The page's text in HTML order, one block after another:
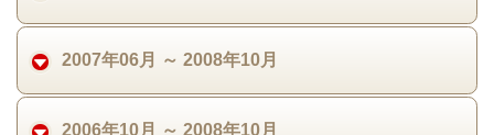
2007年06月 ～ 2008年10月
2006年10月 ～ 2008年10月